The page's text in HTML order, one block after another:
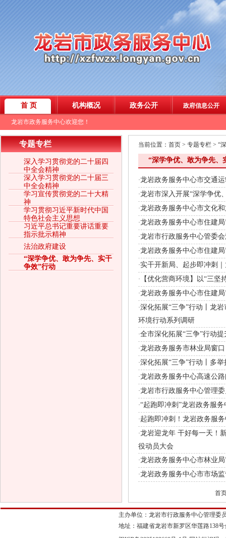
专题专栏
深入学习贯彻党的二十届四
中全会精神
深入学习贯彻党的二十届三
中全会精神
学习宣传贯彻党的二十大精
神
学习贯彻习近平新时代中国
特色社会主义思想
习近平总书记重要讲话重要
指示批示精神
法治政府建设
“深学争优、敢为争先、实干
争效”行动
当前位置： 首页> 专题专栏> “
“深学争优、敢为争先、
·龙岩政务服务中心市交通
·龙岩市深入开展“深学争优
·龙岩政务服务中心市文化
·龙岩政务服务中心市住建
·龙岩市行政服务中心管委
·龙岩政务服务中心市住建
·实干开新局、起步即冲刺
· 【优化营商环境】以“三坚
·龙岩政务服务中心市住建
·深化拓展“三争”行动丨龙
环境行动系列调研
·全市深化拓展“三争”行动
·龙岩政务服务市林业局窗
·深化拓展“三争”行动丨多
·龙岩政务服务中心高速公
·龙岩市行政服务中心管理
·“起跑即冲刺”龙岩政务服
·起跑即冲刺！龙岩政务服
·龙岩迎龙年 干好每一天！
役动员大会
·龙岩政务服务中心市林业
·龙岩政务服务中心市市场
首